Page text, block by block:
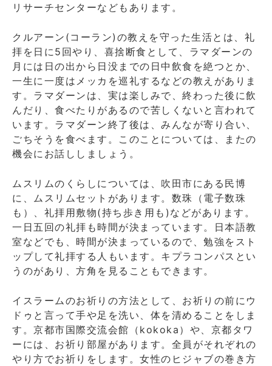
リサーチセンターなどもあります。
クルアーン(コーラン)の教えを守った生活とは、礼
拝を日に5回やり、喜捨断食として、ラマダーンの
月には日の出から日没までの日中飲食を絶つとか、
一生に一度はメッカを巡礼するなどの教えがありま
す。ラマダーンは、実は楽しみで、終わった後に飲
んだり、食べたりがあるので苦しくないと言われて
います。ラマダーン終了後は、みんなが寄り合い、
ごちそうを食べます。このことについては、またの
機会にお話ししましょう。
ムスリムのくらしについては、吹田市にある民博
に、ムスリムセットがあります。数珠（電子数珠
も）、礼拝用敷物(持ち歩き用も)などがあります。
一日五回の礼拝も時間が決まっています。日本語教
室などでも、時間が決まっているので、勉強をスト
ップして礼拝する人もいます。キプラコンパスとい
うのがあり、方角を見ることもできます。
イスラームのお祈りの方法として、お祈りの前にウ
ドゥと言って手や足を洗い、体を清めることをしま
す。京都市国際交流会館（kokoka）や、京都タワ
ーには、お祈り部屋があります。全員がそれぞれの
やり方でお祈りをします。女性のヒジャブの巻き方